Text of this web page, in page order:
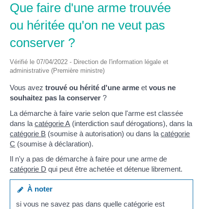
Que faire d'une arme trouvée
ou héritée qu'on ne veut pas
conserver ?
Vérifié le 07/04/2022 - Direction de l'information légale et
administrative (Première ministre)
Vous aveztrouvé ou hérité d'une arme etvous ne
souhaitez pas la conserver ?
La démarche à faire varie selon que l'arme est classée
dans lacatégorie A (interdiction sauf dérogations), dans la
catégorie B (soumise à autorisation) ou dans lacatégorie
C (soumise à déclaration).
Il n'y a pas de démarche à faire pour une arme de
catégorie D qui peut être achetée et détenue librement.
À noter
si vous ne savez pas dans quelle catégorie est